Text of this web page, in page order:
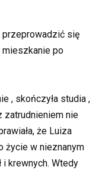
przeprowadzić się
mieszkanie po
, skończyła studia ,
zatrudnieniem nie
że Luiza
życie w nieznanym
i krewnych. Wtedy